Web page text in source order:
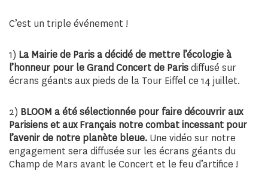
C’est un triple événement !
1) La Mairie de Paris a décidé de mettre l’écologie à
l’honneur pour le Grand Concert de Parisdiffusé sur
écrans géants aux pieds de la Tour Eiffel ce 14 juillet.
2) BLOOM a été sélectionnée pour faire découvrir aux
Parisiens et aux Français notre combat incessant pour
l’avenir de notre planète bleue. Une vidéo sur notre
engagement sera diffusée sur les écrans géants du
Champ de Mars avant le Concert et le feu d’artifice !